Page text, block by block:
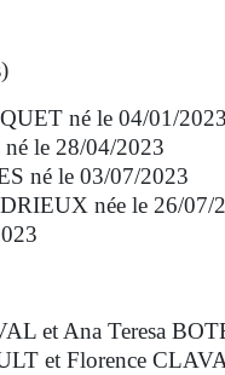
né le 04/01/
le 28/04/2023
né le 03/07/2023
née le 26/07/
et Ana Teresa
et Florence